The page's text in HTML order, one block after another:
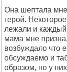
Она шептала
герой.
лежали и каждый
мама мне
возбуждало что
обсуждаемо и
образом, но у